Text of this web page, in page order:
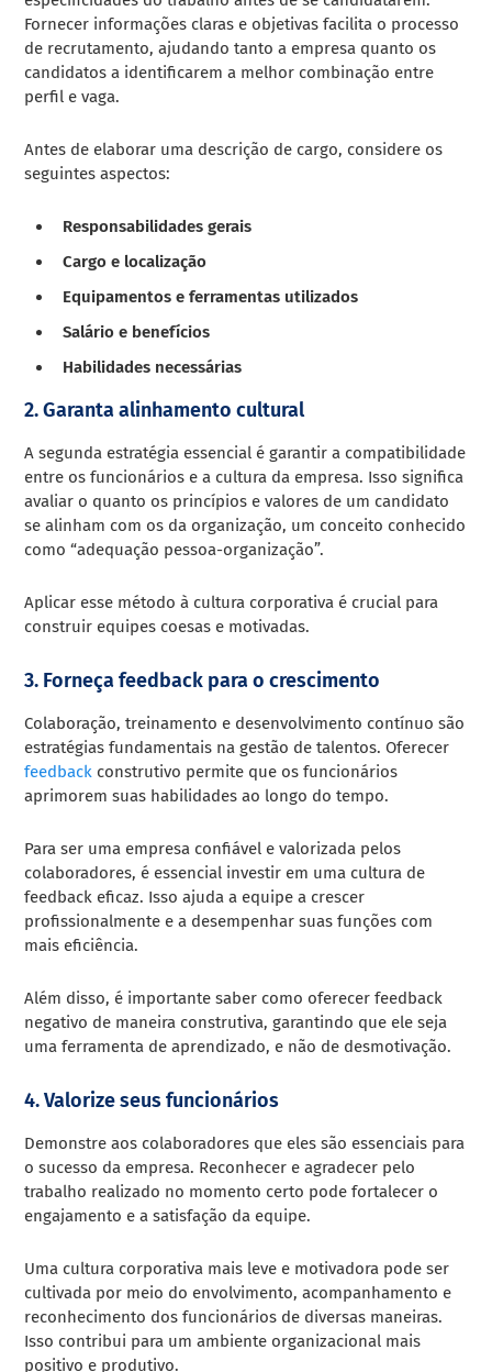
Fornecer informações claras e objetivas facilita o processo
de recrutamento, ajudando tanto a empresa quanto os
candidatos a identificarem a melhor combinação entre
perfil e vaga.
Antes de elaborar uma descrição de cargo, considere os
seguintes aspectos:
Responsabilidades gerais
Cargo e localização
Equipamentos e ferramentas utilizados
Salário e benefícios
Habilidades necessárias
2. Garanta alinhamento cultural
A segunda estratégia essencial é garantir a compatibilidade
entre os funcionários e a cultura da empresa. Isso significa
avaliar o quanto os princípios e valores de um candidato
se alinham com os da organização, um conceito conhecido
como “adequação pessoa-organização”.
Aplicar esse método à cultura corporativa é crucial para
construir equipes coesas e motivadas.
3. Forneça feedback para o crescimento
Colaboração, treinamento e desenvolvimento contínuo são
estratégias fundamentais na gestão de talentos. Oferecer
feedback construtivo permite que os funcionários
aprimorem suas habilidades ao longo do tempo.
Para ser uma empresa confiável e valorizada pelos
colaboradores, é essencial investir em uma cultura de
feedback eficaz. Isso ajuda a equipe a crescer
profissionalmente e a desempenhar suas funções com
mais eficiência.
Além disso, é importante saber como oferecer feedback
negativo de maneira construtiva, garantindo que ele seja
uma ferramenta de aprendizado, e não de desmotivação.
4. Valorize seus funcionários
Demonstre aos colaboradores que eles são essenciais para
o sucesso da empresa. Reconhecer e agradecer pelo
trabalho realizado no momento certo pode fortalecer o
engajamento e a satisfação da equipe.
Uma cultura corporativa mais leve e motivadora pode ser
cultivada por meio do envolvimento, acompanhamento e
reconhecimento dos funcionários de diversas maneiras.
Isso contribui para um ambiente organizacional mais
positivo e produtivo.